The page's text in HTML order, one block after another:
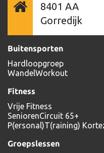
8401 AA
Gorredijk
Buitensporten
Hardloopgroep
WandelWorkout
Fitness
Vrije Fitness
SeniorenCircuit 65+
P(ersonal)T(raining)
Groepslessen